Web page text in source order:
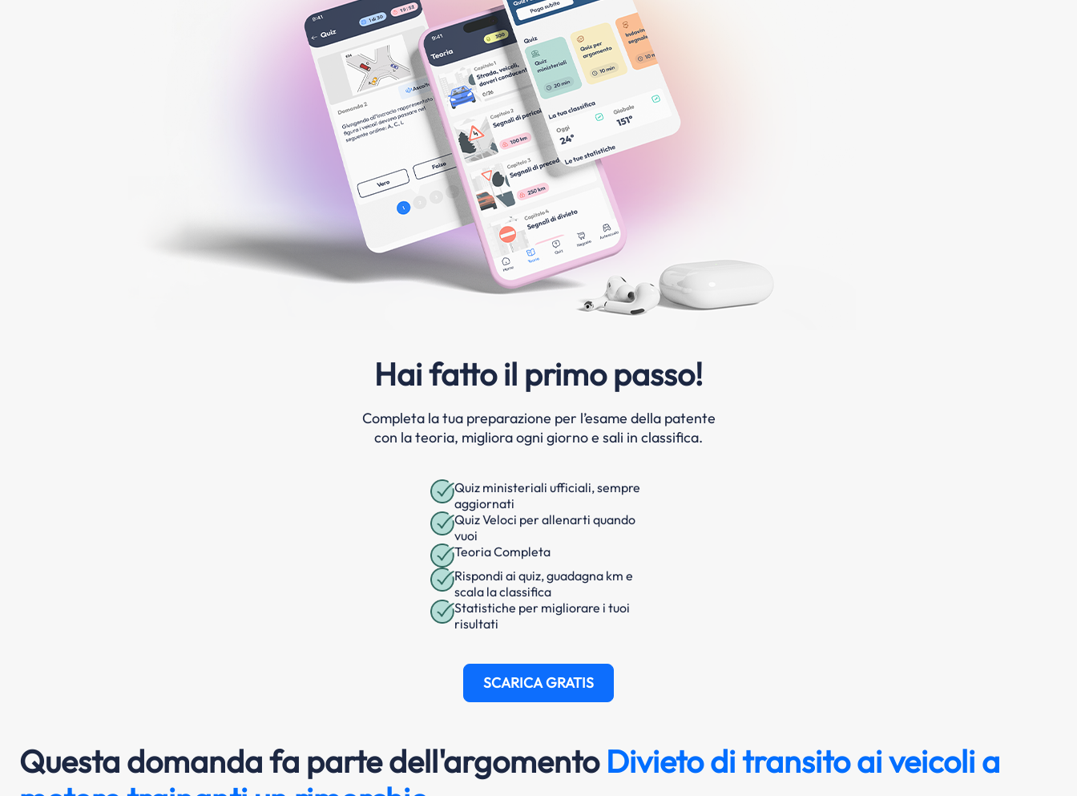
Hai fatto il primo passo!
Completa la tua preparazione per l’esame della patente
con la teoria, migliora ogni giorno e sali in classifica.
Quiz ministeriali ufficiali, sempre
aggiornati
Quiz Veloci per allenarti quando
vuoi
Teoria Completa
Rispondi ai quiz, guadagna km e
scala la classifica
Statistiche per migliorare i tuoi
risultati
SCARICA GRATIS
Questa domanda fa parte dell'argomento Divieto di transito ai veicoli a